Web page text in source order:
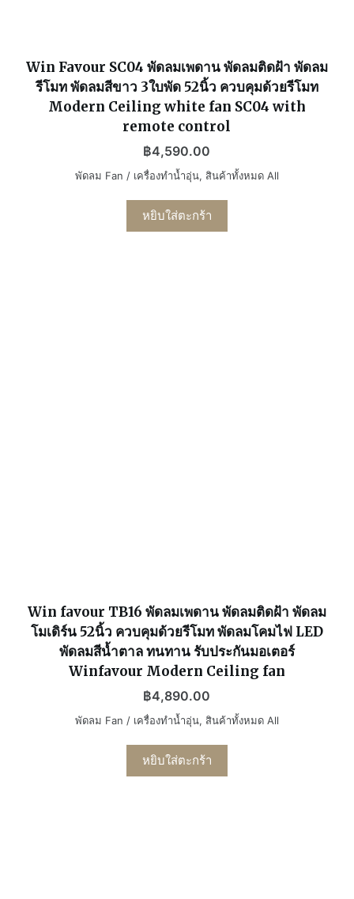
Win Favour SC04 พัดลมเพดาน พัดลมติดฝ้า พัดลม
รีโมท พัดลมสีขาว 3ใบพัด 52นิ้ว ควบคุมด้วยรีโมท
Modern Ceiling white fan SC04 with
remote control
฿4,590.00
พัดลม Fan / เครื่องทำน้ำอุ่น, สินค้าทั้งหมด All
หยิบใส่ตะกร้า
Win favour TB16 พัดลมเพดาน พัดลมติดฝ้า พัดลม
โมเดิร์น 52นิ้ว ควบคุมด้วยรีโมท พัดลมโคมไฟ LED
พัดลมสีน้ำตาล ทนทาน รับประกันมอเตอร์
Winfavour Modern Ceiling fan
฿4,890.00
พัดลม Fan / เครื่องทำน้ำอุ่น, สินค้าทั้งหมด All
หยิบใส่ตะกร้า